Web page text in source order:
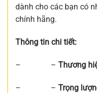
dành cho các bạn có
chính hãng.
Thông tin chi tiết:
– – Thương
– – Trọng